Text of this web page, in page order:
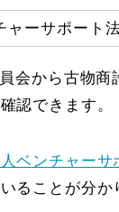
ャーサポート
会から古物
認できます。
ベンチャーサ
ることが分か